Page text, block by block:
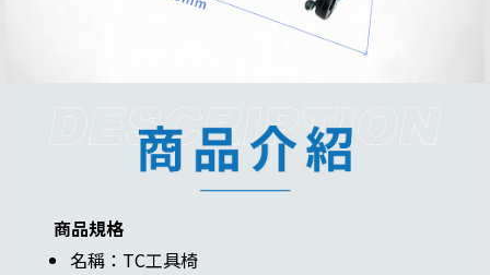
商品規格
名稱：TC工具椅